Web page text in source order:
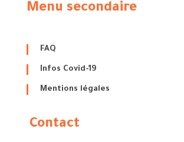
Menu secondaire
FAQ
Infos Covid-19
Mentions légales
Contact